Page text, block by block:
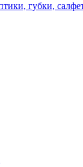
губки,